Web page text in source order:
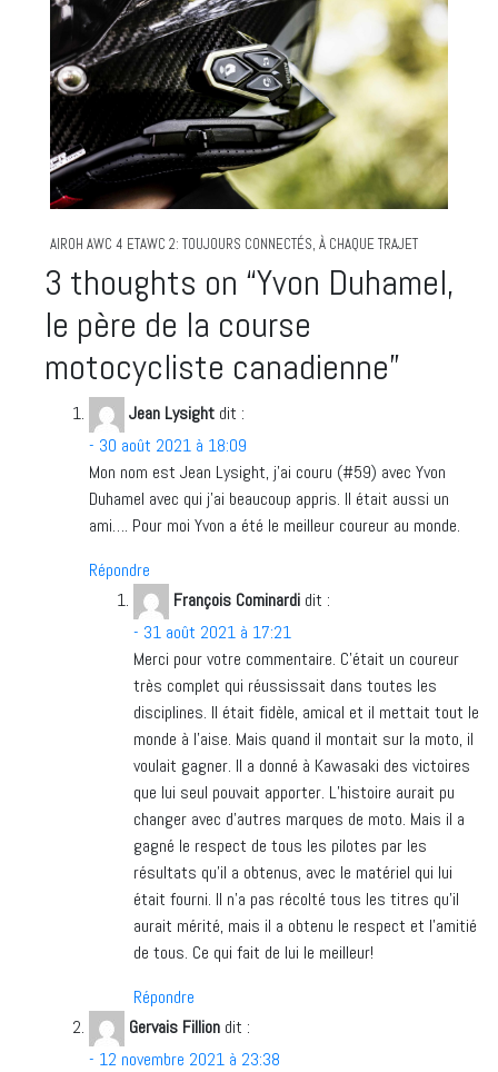
AIROH AWC 4 ETAWC 2: TOUJOURS CONNECTÉS, À CHAQUE TRAJET
3 thoughts on “Yvon Duhamel,
le père de la course
motocycliste canadienne”
Jean Lysight dit :
- 30 août 2021 à 18:09
Mon nom est Jean Lysight, j’ai couru (#59) avec Yvon
Duhamel avec qui j’ai beaucoup appris. Il était aussi un
ami…. Pour moi Yvon a été le meilleur coureur au monde.
Répondre
François Cominardi dit :
- 31 août 2021 à 17:21
Merci pour votre commentaire. C’était un coureur
très complet qui réussissait dans toutes les
disciplines. Il était fidèle, amical et il mettait tout le
monde à l’aise. Mais quand il montait sur la moto, il
voulait gagner. Il a donné à Kawasaki des victoires
que lui seul pouvait apporter. L’histoire aurait pu
changer avec d’autres marques de moto. Mais il a
gagné le respect de tous les pilotes par les
résultats qu’il a obtenus, avec le matériel qui lui
était fourni. Il n’a pas récolté tous les titres qu’il
aurait mérité, mais il a obtenu le respect et l’amitié
de tous. Ce qui fait de lui le meilleur!
Répondre
Gervais Fillion dit :
- 12 novembre 2021 à 23:38